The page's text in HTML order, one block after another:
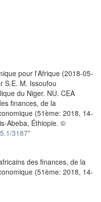
pour l'Afrique (2018-05-
S.E. M. Issoufou
du Niger. NU. CEA
finances, de la
(51ème: 2018, 14-
Abeba, Éthiopie. ©
3187”
des finances, de la
(51ème: 2018, 14-